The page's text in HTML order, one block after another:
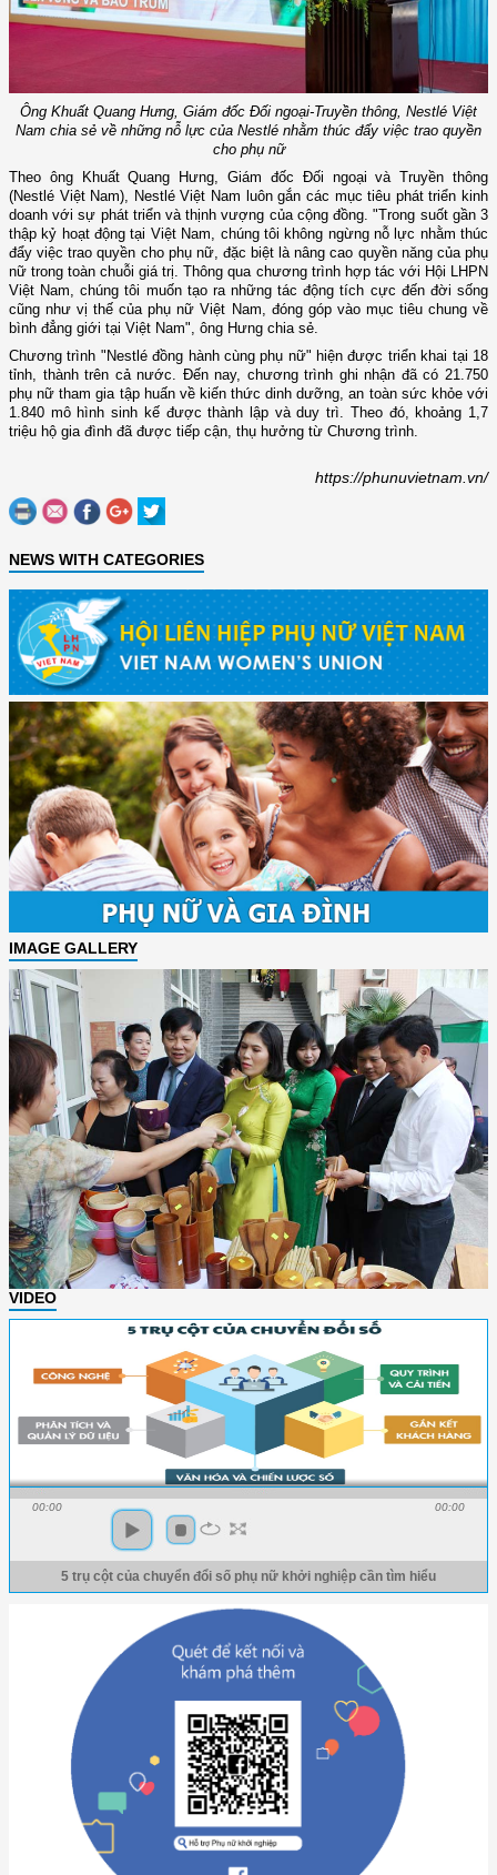
Ông Khuất Quang Hưng, Giám đốc Đối ngoại-Truyền thông, Nestlé Việt
Nam chia sẻ về những nỗ lực của Nestlé nhằm thúc đẩy việc trao quyền
cho phụ nữ
Theo ông Khuất Quang Hưng, Giám đốc Đối ngoại và Truyền thông
(Nestlé Việt Nam), Nestlé Việt Nam luôn gắn các mục tiêu phát triển kinh
doanh với sự phát triển và thịnh vượng của cộng đồng. "Trong suốt gần 3
thập kỷ hoạt động tại Việt Nam, chúng tôi không ngừng nỗ lực nhằm thúc
đẩy việc trao quyền cho phụ nữ, đặc biệt là nâng cao quyền năng của phụ
nữ trong toàn chuỗi giá trị. Thông qua chương trình hợp tác với Hội LHPN
Việt Nam, chúng tôi muốn tạo ra những tác động tích cực đến đời sống
cũng như vị thế của phụ nữ Việt Nam, đóng góp vào mục tiêu chung về
bình đẳng giới tại Việt Nam", ông Hưng chia sẻ.
Chương trình "Nestlé đồng hành cùng phụ nữ" hiện được triển khai tại 18
tỉnh, thành trên cả nước. Đến nay, chương trình ghi nhận đã có 21.750
phụ nữ tham gia tập huấn về kiến thức dinh dưỡng, an toàn sức khỏe với
1.840 mô hình sinh kế được thành lập và duy trì. Theo đó, khoảng 1,7
triệu hộ gia đình đã được tiếp cận, thụ hưởng từ Chương trình.
https://phunuvietnam.vn/
NEWS WITH CATEGORIES
IMAGE GALLERY
VIDEO
00:00 00:00
5 trụ cột của chuyển đổi số phụ nữ khởi nghiệp cần tìm hiểu